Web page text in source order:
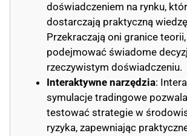
doświadczeniem na rynku,
dostarczają praktyczną
Przekraczają oni granice
podejmować świadome
rzeczywistym doświadczeniu.
Interaktywne narzędzia:
symulacje tradingowe
testować strategie w
ryzyka, zapewniając